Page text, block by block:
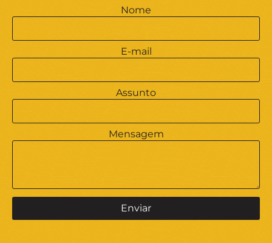
Nome
E-mail
Assunto
Mensagem